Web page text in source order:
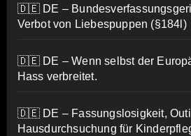
🇩🇪 DE –
Verbot von Liebespuppen (§184l)
🇩🇪 DE – Wenn selbst der
Hass verbreitet.
🇩🇪 DE – Fassungslosigkeit,
Hausdurchsuchung für